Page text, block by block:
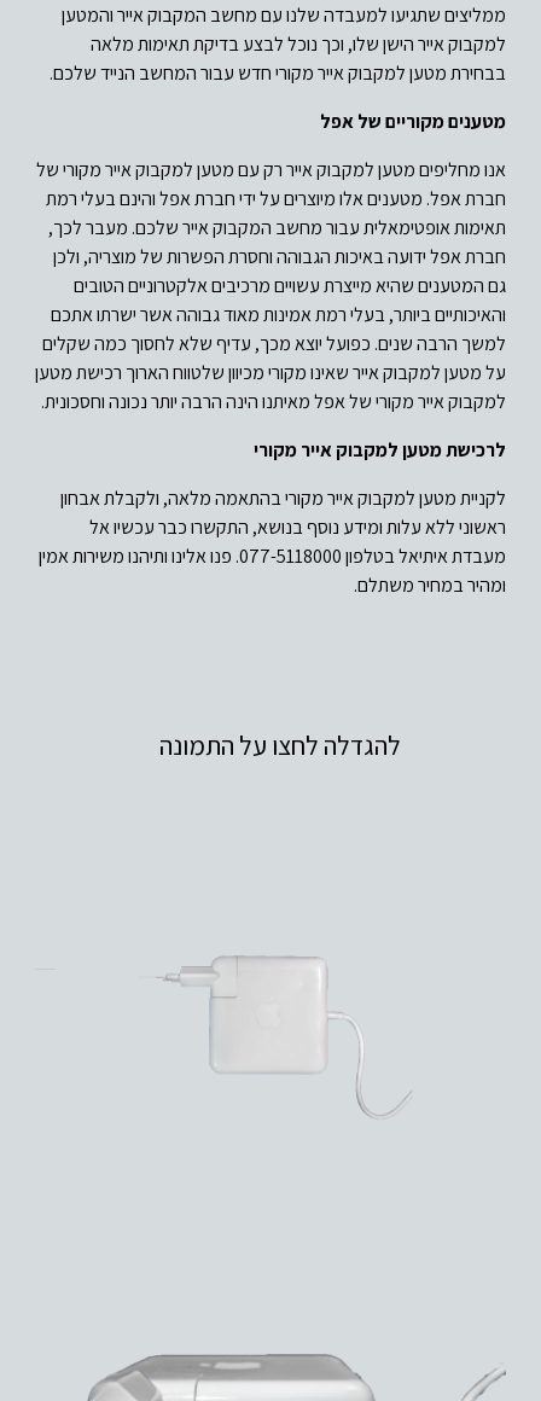
ממליצים שתגיעו למעבדה שלנו עם מחשב המקבוק אייר והמטען
למקבוק אייר הישן שלו, וכך נוכל לבצע בדיקת תאימות מלאה
בבחירת מטען למקבוק אייר מקורי חדש עבור המחשב הנייד שלכם.
מטענים מקוריים של אפל
אנו מחליפים מטען למקבוק אייר רק עם מטען למקבוק אייר מקורי של
חברת אפל. מטענים אלו מיוצרים על ידי חברת אפל והינם בעלי רמת
תאימות אופטימאלית עבור מחשב המקבוק אייר שלכם. מעבר לכך,
חברת אפל ידועה באיכות הגבוהה וחסרת הפשרות של מוצריה, ולכן
גם המטענים שהיא מייצרת עשויים מרכיבים אלקטרוניים הטובים
והאיכותיים ביותר, בעלי רמת אמינות מאוד גבוהה אשר ישרתו אתכם
למשך הרבה שנים. כפועל יוצא מכך, עדיף שלא לחסוך כמה שקלים
על מטען למקבוק אייר שאינו מקורי מכיוון שלטווח הארוך רכישת מטען
למקבוק אייר מקורי של אפל מאיתנו הינה הרבה יותר נכונה וחסכונית.
לרכישת מטען למקבוק אייר מקורי
לקניית מטען למקבוק אייר מקורי בהתאמה מלאה, ולקבלת אבחון
ראשוני ללא עלות ומידע נוסף בנושא, התקשרו כבר עכשיו אל
מעבדת איתיאל בטלפון 077-5118000. פנו אלינו ותיהנו משירות אמין
ומהיר במחיר משתלם.
להגדלה לחצו על התמונה